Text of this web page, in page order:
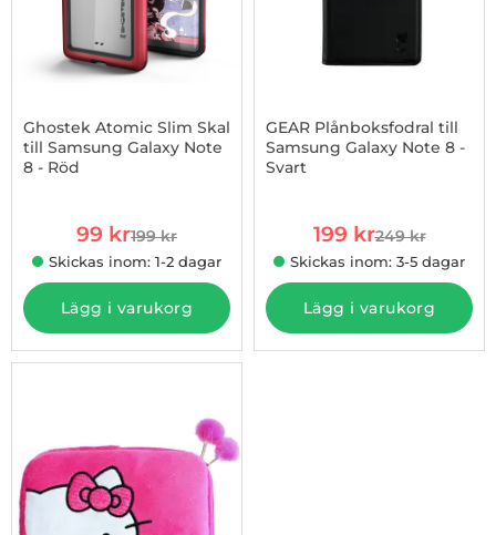
Ghostek Atomic Slim Skal
till Samsung Galaxy Note
8 - Röd
rea pris
99 krtidigare pris
199 kr
Skickas inom: 1-2 dagar
Lägg i varukorg
GEAR Plånboksfodral till
Samsung Galaxy Note 8 -
Svart
rea pris
199 krtidigare pris
249 kr
Skickas inom: 3-5 dagar
Lägg i varukorg